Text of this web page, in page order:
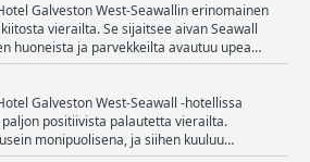
Galveston West-Seawallin erinomainen
vierailta. Se sijaitsee aivan Seawall
huoneista ja parvekkeilta avautuu upea
sijainti aivan rannan vastapäätä
kätevän pääsyn hiekkarannoille ja tyyneen
ruokailumahdollisuuksiin ja muihin
samalla kun se on hieman kauempana
Tämä tasapaino tarjoaa rauhallisen
Galveston West-Seawall -hotellissa
positiivista palautetta vierailta.
monipuolisena, ja siihen kuuluu
muroja ja hedelmiä sekä lämmin buffet.